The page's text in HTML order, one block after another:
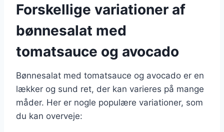
Forskellige variationer af
bønnesalat med
tomatsauce og avocado
Bønnesalat med tomatsauce og avocado er en
lækker og sund ret, der kan varieres på mange
måder. Her er nogle populære variationer, som
du kan overveje: